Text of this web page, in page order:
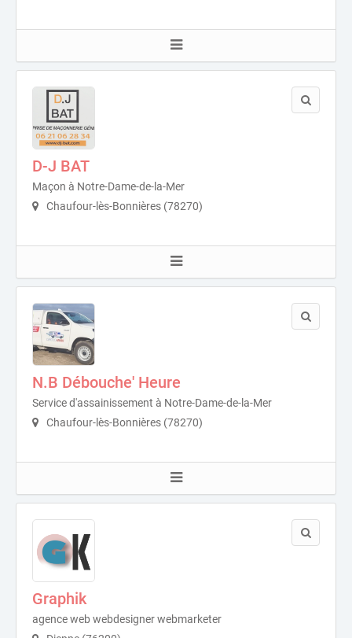
D-J BAT
Maçon à Notre-Dame-de-la-Mer
Chaufour-lès-Bonnières (78270)
N.B Débouche' Heure
Service d'assainissement à Notre-Dame-de-la-Mer
Chaufour-lès-Bonnières (78270)
Graphik
agence web webdesigner webmarketer